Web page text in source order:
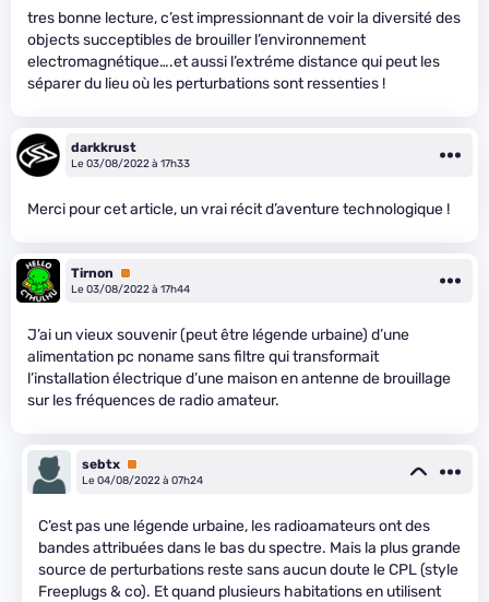
tres bonne lecture, c’est impressionnant de voir la diversité des
objects succeptibles de brouiller l’environnement
electromagnétique….et aussi l’extréme distance qui peut les
séparer du lieu où les perturbations sont ressenties !
darkkrust
Le 03/08/2022 à 17h33
Merci pour cet article, un vrai récit d’aventure technologique !
Tirnon
Premium
Le 03/08/2022 à 17h44
J’ai un vieux souvenir (peut être légende urbaine) d’une
alimentation pc noname sans filtre qui transformait
l’installation électrique d’une maison en antenne de brouillage
sur les fréquences de radio amateur.
sebtx Premium
Le 04/08/2022 à 07h24
C’est pas une légende urbaine, les radioamateurs ont des
bandes attribuées dans le bas du spectre. Mais la plus grande
source de perturbations reste sans aucun doute le CPL (style
Freeplugs & co). Et quand plusieurs habitations en utilisent